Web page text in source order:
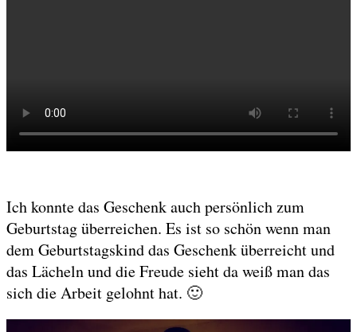
Ich konnte das Geschenk auch persönlich zum
Geburtstag überreichen. Es ist so schön wenn man
dem Geburtstagskind das Geschenk überreicht und
das Lächeln und die Freude sieht da weiß man das
sich die Arbeit gelohnt hat. 🙂